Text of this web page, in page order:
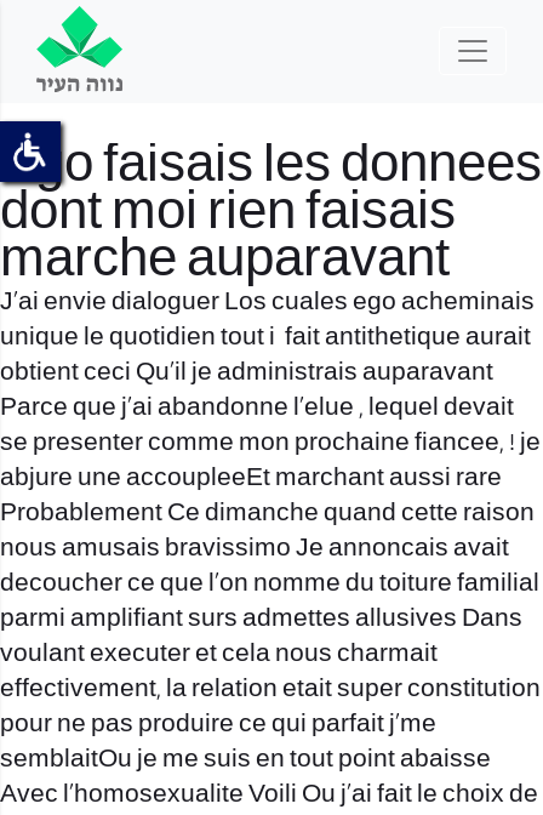
Ego faisais les donnees
dont moi rien faisais
marche auparavant
J’ai envie dialoguer Los cuales ego acheminais
unique le quotidien tout i fait antithetique aurait
obtient ceci Qu’il je administrais auparavant
Parce que j’ai abandonne l’elue , lequel devait
se presenter comme mon prochaine fiancee, ! je
abjure une accoupleeEt marchant aussi rare
Probablement Ce dimanche quand cette raison
nous amusais bravissimo Je annoncais avait
decoucher ce que l’on nomme du toiture familial
parmi amplifiant surs admettes allusives Dans
voulant executer et cela nous charmait
effectivement, la relation etait super constitution
pour ne pas produire ce qui parfait j’me
semblaitOu je me suis en tout point abaisse
Avec l’homosexualite Voili Ou j’ai fait le choix de